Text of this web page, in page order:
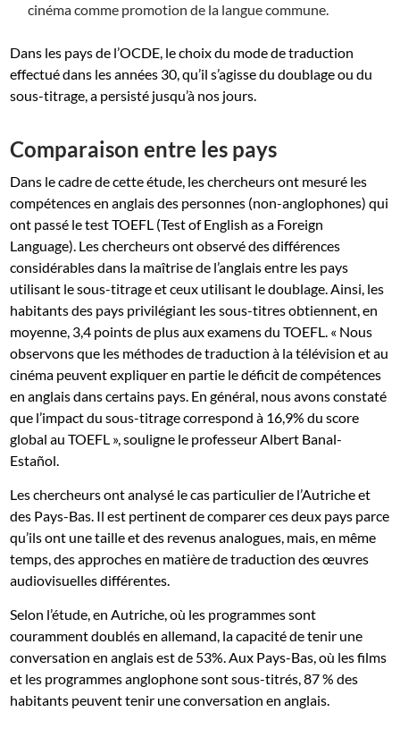
cinéma comme promotion de la langue commune.
Dans les pays de l’OCDE, le choix du mode de traduction
effectué dans les années 30, qu’il s’agisse du doublage ou du
sous-titrage, a persisté jusqu’à nos jours.
Comparaison entre les pays
Dans le cadre de cette étude, les chercheurs ont mesuré les
compétences en anglais des personnes (non-anglophones) qui
ont passé le test TOEFL (Test of English as a Foreign
Language). Les chercheurs ont observé des différences
considérables dans la maîtrise de l’anglais entre les pays
utilisant le sous-titrage et ceux utilisant le doublage. Ainsi, les
habitants des pays privilégiant les sous-titres obtiennent, en
moyenne, 3,4 points de plus aux examens du TOEFL. « Nous
observons que les méthodes de traduction à la télévision et au
cinéma peuvent expliquer en partie le déficit de compétences
en anglais dans certains pays. En général, nous avons constaté
que l’impact du sous-titrage correspond à 16,9% du score
global au TOEFL », souligne le professeur Albert Banal-
Estañol.
Les chercheurs ont analysé le cas particulier de l’Autriche et
des Pays-Bas. Il est pertinent de comparer ces deux pays parce
qu’ils ont une taille et des revenus analogues, mais, en même
temps, des approches en matière de traduction des œuvres
audiovisuelles différentes.
Selon l’étude, en Autriche, où les programmes sont
couramment doublés en allemand, la capacité de tenir une
conversation en anglais est de 53%. Aux Pays-Bas, où les films
et les programmes anglophone sont sous-titrés, 87 % des
habitants peuvent tenir une conversation en anglais.